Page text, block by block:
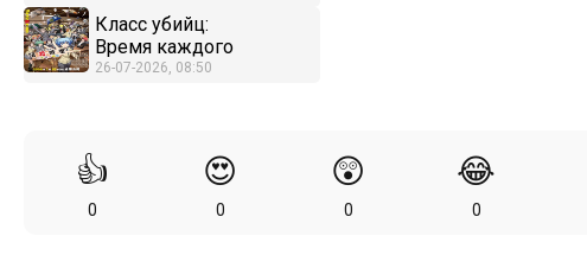
Класс убийц:
Время каждого
26-07-2026, 08:50
👍
0
😍
0
😲
0
😂
0